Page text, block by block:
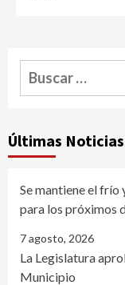
Buscar:
Últimas Noticias
Se mantiene el frío
para los próximos
7 agosto, 2026
La Legislatura
Municipio